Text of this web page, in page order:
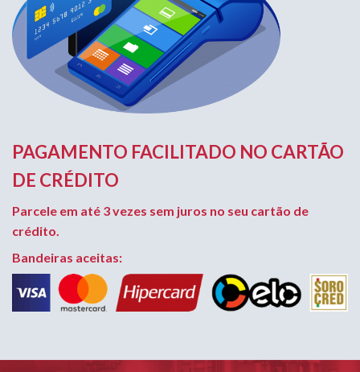
PAGAMENTO FACILITADO NO CARTÃO
DE CRÉDITO
Parcele em até 3 vezes sem juros no seu cartão de
crédito.
Bandeiras aceitas: